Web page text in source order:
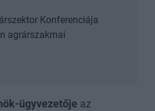
Konferenciája
agrárszakmai
ügyvezetője az